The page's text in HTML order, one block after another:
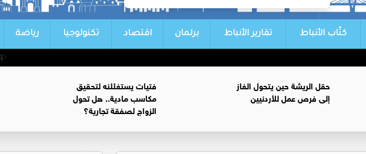
كتّاب الأنباط تقارير الأنباط برلمان اقتصاد تكنولوجيا رياضة
حقل الريشة حين يتحول الغاز
إلى فرص عمل للأردنيين
فتيات يستغللنه لتحقيق
مكاسب مادية.. هل تحول
الزواج لصفقة تجارية؟